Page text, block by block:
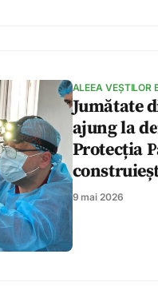
ALEEA VEȘTILOR
Jumătate
ajung la
Protecția
9 mai 2026